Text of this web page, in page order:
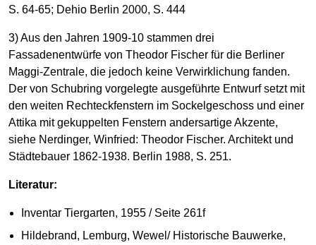
S. 64-65; Dehio Berlin 2000, S. 444
3) Aus den Jahren 1909-10 stammen drei
Fassadenentwürfe von Theodor Fischer für die Berliner
Maggi-Zentrale, die jedoch keine Verwirklichung fanden.
Der von Schubring vorgelegte ausgeführte Entwurf setzt mit
den weiten Rechteckfenstern im Sockelgeschoss und einer
Attika mit gekuppelten Fenstern andersartige Akzente,
siehe Nerdinger, Winfried: Theodor Fischer. Architekt und
Städtebauer 1862-1938. Berlin 1988, S. 251.
Literatur:
Inventar Tiergarten, 1955 / Seite 261f
Hildebrand, Lemburg, Wewel/ Historische Bauwerke,